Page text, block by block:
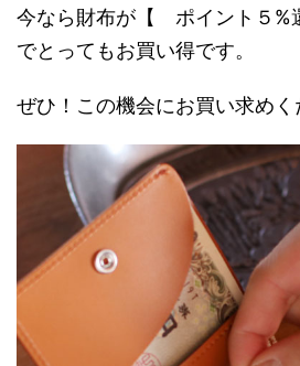
今なら財布が【 ポイント５
でとってもお買い得です。
ぜひ！この機会にお買い求めく